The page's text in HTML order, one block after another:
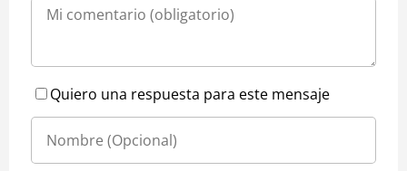
Quiero una respuesta para este mensaje